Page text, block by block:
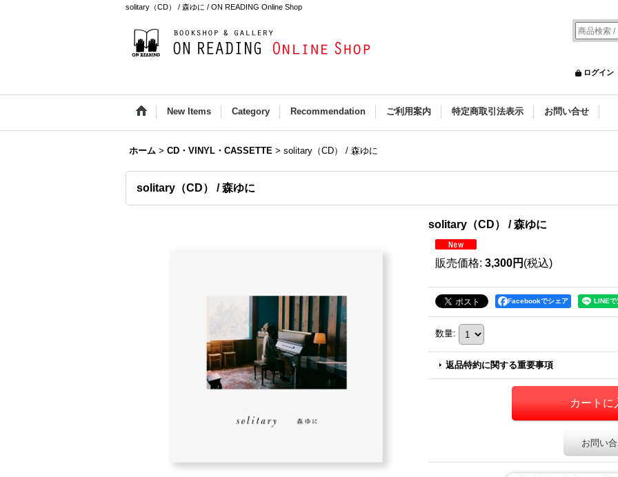
solitary（CD） / 森ゆに / ON READING Online Shop
ログイン
New Items Category Recommendation ご利用案内 特定商取引法表示 お問い合せ
ホーム > CD・VINYL・CASSETTE > solitary（CD） / 森ゆに
solitary（CD） / 森ゆに
solitary（CD） / 森ゆに
販売価格: 3,300円 (税込)
Facebookでシェア
数量:
返品特約に関する重要事項
お問い